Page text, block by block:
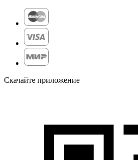
Скачайте приложение